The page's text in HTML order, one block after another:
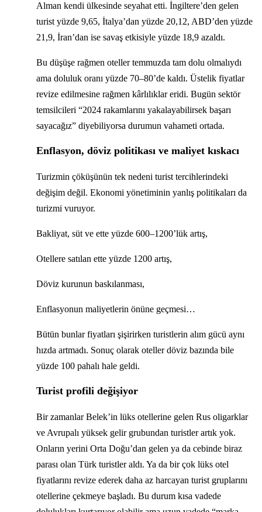
Alman kendi ülkesinde seyahat etti. İngiltere’den gelen
turist yüzde 9,65, İtalya’dan yüzde 20,12, ABD’den yüzde
21,9, İran’dan ise savaş etkisiyle yüzde 18,9 azaldı.
Bu düşüşe rağmen oteller temmuzda tam dolu olmalıydı
ama doluluk oranı yüzde 70–80’de kaldı. Üstelik fiyatlar
revize edilmesine rağmen kârlılıklar eridi. Bugün sektör
temsilcileri “2024 rakamlarını yakalayabilirsek başarı
sayacağız” diyebiliyorsa durumun vahameti ortada.
Enflasyon, döviz politikası ve maliyet kıskacı
Turizmin çöküşünün tek nedeni turist tercihlerindeki
değişim değil. Ekonomi yönetiminin yanlış politikaları da
turizmi vuruyor.
Bakliyat, süt ve ette yüzde 600–1200’lük artış,
Otellere satılan ette yüzde 1200 artış,
Döviz kurunun baskılanması,
Enflasyonun maliyetlerin önüne geçmesi…
Bütün bunlar fiyatları şişirirken turistlerin alım gücü aynı
hızda artmadı. Sonuç olarak oteller döviz bazında bile
yüzde 100 pahalı hale geldi.
Turist profili değişiyor
Bir zamanlar Belek’in lüks otellerine gelen Rus oligarklar
ve Avrupalı yüksek gelir grubundan turistler artık yok.
Onların yerini Orta Doğu’dan gelen ya da cebinde biraz
parası olan Türk turistler aldı. Ya da bir çok lüks otel
fiyatlarını revize ederek daha az harcayan turist gruplarını
otellerine çekmeye başladı. Bu durum kısa vadede